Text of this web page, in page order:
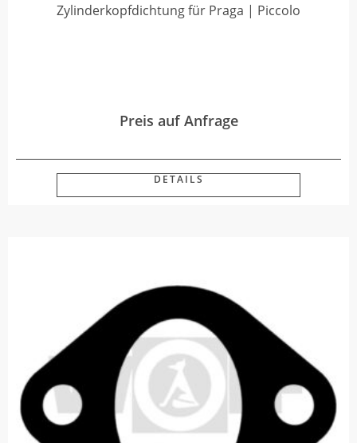
Zylinderkopfdichtung für Praga | Piccolo
Preis auf Anfrage
DETAILS